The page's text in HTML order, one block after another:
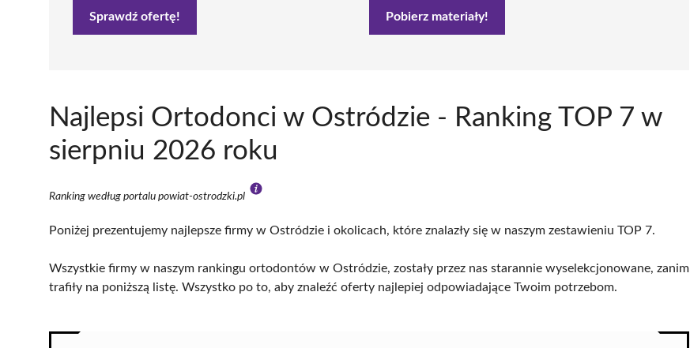
Sprawdź ofertę! Pobierz materiały!
Najlepsi Ortodonci w Ostródzie - Ranking TOP 7 w
sierpniu 2026 roku
Ranking według portalu powiat-ostrodzki.pl
Poniżej prezentujemy najlepsze firmy w Ostródzie i okolicach, które znalazły się w naszym zestawieniu TOP 7.
Wszystkie firmy w naszym rankingu ortodontów w Ostródzie, zostały przez nas starannie wyselekcjonowane, zanim
trafiły na poniższą listę. Wszystko po to, aby znaleźć oferty najlepiej odpowiadające Twoim potrzebom.